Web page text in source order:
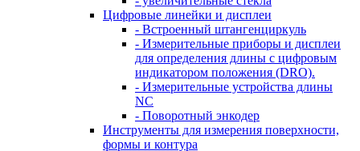
Цифровые линейки и дисплеи
- Встроенный штангенциркуль
- Измерительные приборы и дисплеи
для определения длины с цифровым
индикатором положения (DRO).
- Измерительные устройства длины
NC
- Поворотный энкодер
Инструменты для измерения поверхности,
формы и контура